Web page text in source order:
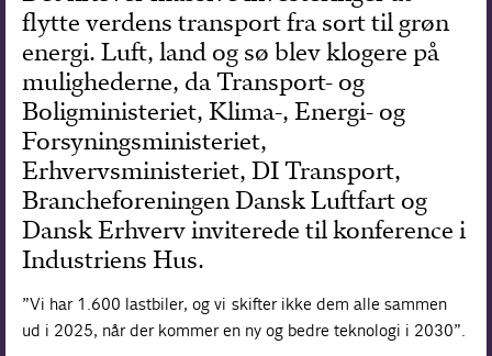
flytte verdens transport fra sort til grøn
energi. Luft, land og sø blev klogere på
mulighederne, da Transport- og
Boligministeriet, Klima-, Energi- og
Forsyningsministeriet,
Erhvervsministeriet, DI Transport,
Brancheforeningen Dansk Luftfart og
Dansk Erhverv inviterede til konference i
Industriens Hus.
”Vi har 1.600 lastbiler, og vi skifter ikke dem alle sammen
ud i 2025, når der kommer en ny og bedre teknologi i 2030”.